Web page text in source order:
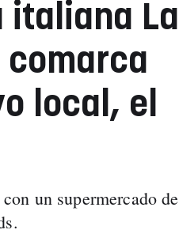
italiana La
comarca
local, el
un supermercado de